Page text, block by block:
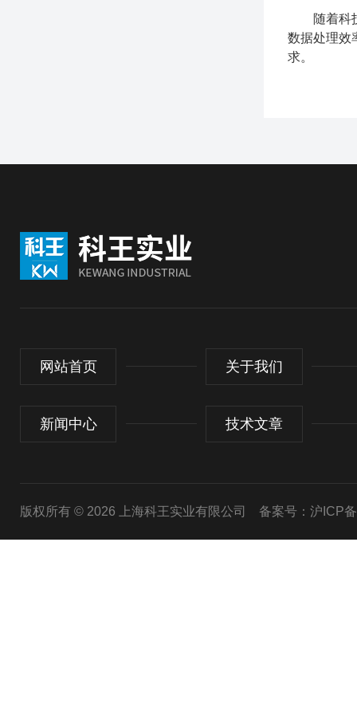
随着科技
数据处理效
求。
网站首页 关于我们
新闻中心 技术文章
版权所有 © 2026 上海科王实业有限公司 备案号：沪ICP